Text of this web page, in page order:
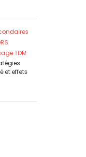
TDM
et effets